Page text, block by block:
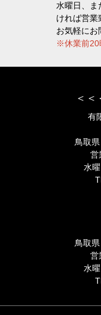
水曜日、ま
ければ営業
お気軽にお
※休業前20
＜＜
有
鳥取
営
水
鳥取
営
水